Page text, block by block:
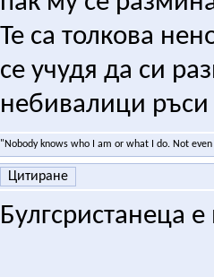
Те са толкова
се учудя да си
небивалици ръси
"Nobody knows who I am or what I do. Not
Цитиране
Булгсристанеца